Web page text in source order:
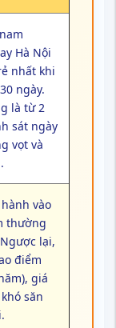
Hà Nội
nhất khi
ngày.
là từ 2
sát ngày
vọt và
vào
thường
lại,
điểm
giá
săn